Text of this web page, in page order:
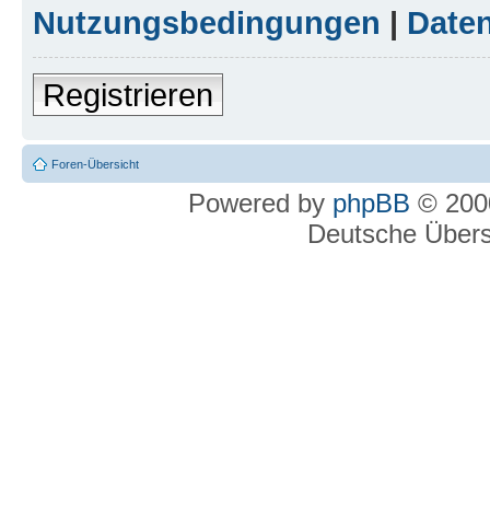
Nutzungsbedingungen |
Registrieren
Foren-Übersicht
Powered by phpBB ©
Deutsche